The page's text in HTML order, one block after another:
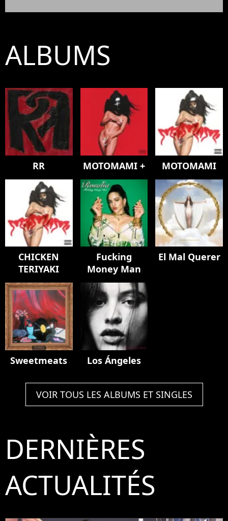
ALBUMS
RR MOTOMAMI + MOTOMAMI
CHICKEN
TERIYAKI
Fucking
Money Man
El Mal Querer
Sweetmeats Los Ángeles
VOIR TOUS LES ALBUMS ET SINGLES
DERNIÈRES
ACTUALITÉS